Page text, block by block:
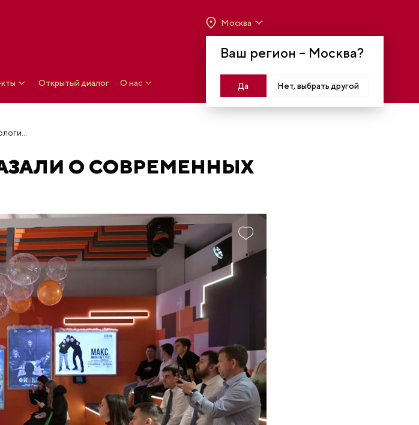
Ваш регион – Москва?
Да Нет, выбрать другой
Москва
МОСКВА, КРАСНОПРЕСНЕНСКАЯ НАБ., 14
Открытый диалог О нас Войти
О СОВРЕМЕННЫХ